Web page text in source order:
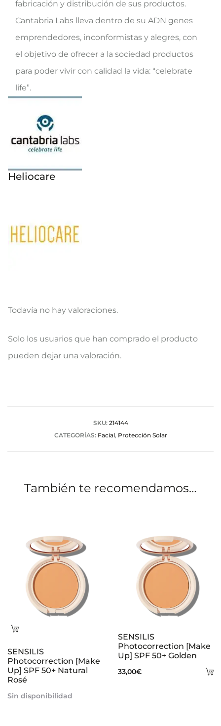
fabricación y distribución de sus productos.
Cantabria Labs lleva dentro de su ADN genes
emprendedores, inconformistas y alegres, con
el objetivo de ofrecer a la sociedad productos
para poder vivir con calidad la vida: “celebrate
life”.
Heliocare
V
a
Todavía no hay valoraciones.
Solo los usuarios que han comprado el producto
pueden dejar una valoración.
SKU: 214144
CATEGORÍAS: Facial, Protección Solar
También te recomendamos…
Leer
SENSILIS
Photocorrection [Make
Up] SPF 50+ Natural
Rosé
Sin disponibilidad
SENSILIS
Photocorrection [Make
Up] SPF 50+ Golden
33,00€